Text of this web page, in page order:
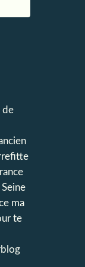
de
ma
te